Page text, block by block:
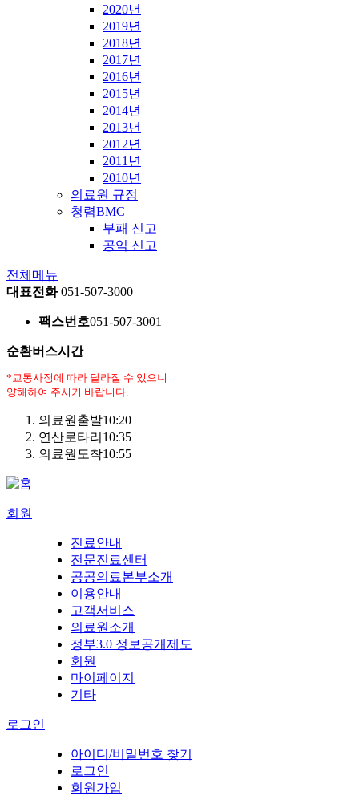
2020년
2019년
2018년
2017년
2016년
2015년
2014년
2013년
2012년
2011년
2010년
의료원 규정
청렴BMC
부패 신고
공익 신고
전체메뉴
대표전화 051-507-3000
팩스번호051-507-3001
순환버스시간
*교통사정에 따라 달라질 수 있으니
양해하여 주시기 바랍니다.
의료원출발10:20
연산로타리 10:35
의료원도착10:55
회원
진료안내
전문진료센터
공공의료본부소개
이용안내
고객서비스
의료원소개
정부3.0 정보공개제도
회원
마이페이지
기타
로그인
아이디/비밀번호 찾기
로그인
회원가입